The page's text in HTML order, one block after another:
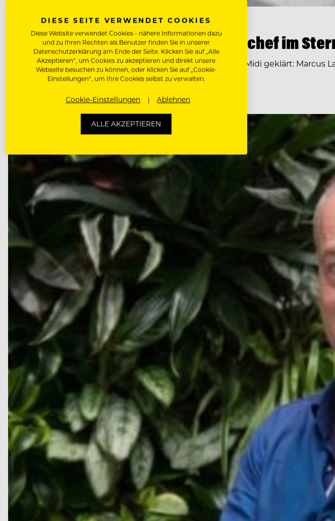
Marcus Langer wird neuer Küchenchef im
Nach dem Abschied von Peter Wirbel ist die Nachfolge im Midi geklärt:
September die…
DIESE SEITE VERWENDET COOKIES
Diese Website verwendet Cookies - nähere Informationen dazu
und zu Ihren Rechten als Benutzer finden Sie in unserer
Datenschutzerklärung am Ende der Seite. Klicken Sie auf „Alle
Akzeptieren“, um Cookies zu akzeptieren und direkt unsere
Webseite besuchen zu können, oder klicken Sie auf „Cookie-
Einstellungen“, um Ihre Cookies selbst zu verwalten.
Cookie-Einstellungen Ablehnen
ALLE AKZEPTIEREN